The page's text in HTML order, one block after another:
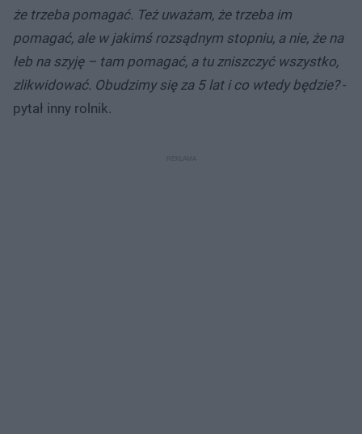
że trzeba pomagać. Też uważam, że trzeba im
pomagać, ale w jakimś rozsądnym stopniu, a nie, że na
łeb na szyję – tam pomagać, a tu zniszczyć wszystko,
zlikwidować. Obudzimy się za 5 lat i co wtedy będzie?-
pytał inny rolnik.